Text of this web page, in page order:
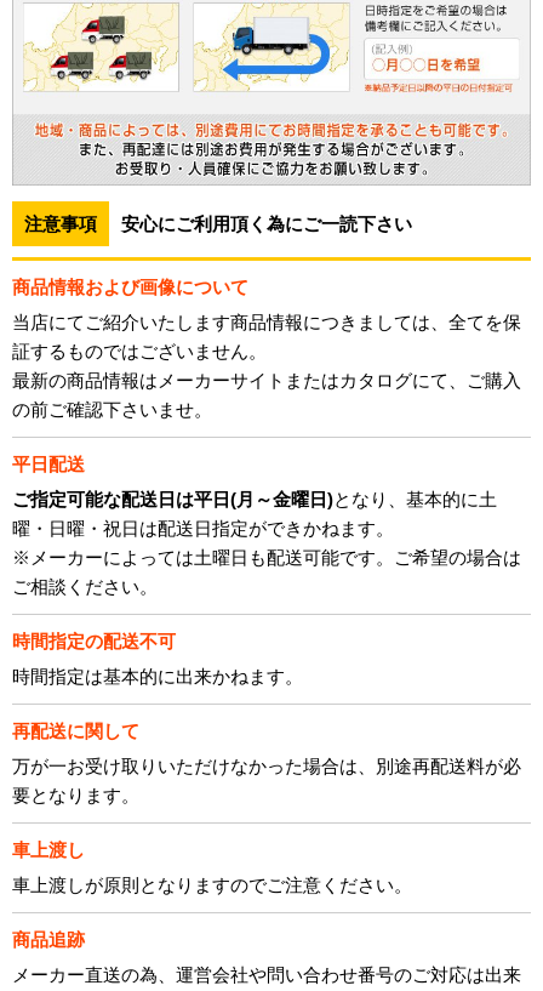
注意事項 安心にご利用頂く為にご一読下さい
商品情報および画像について
当店にてご紹介いたします商品情報につきましては、全てを保
証するものではございません。
最新の商品情報はメーカーサイトまたはカタログにて、ご購入
の前ご確認下さいませ。
平日配送
ご指定可能な配送日は平日(月～金曜日)となり、基本的に土
曜・日曜・祝日は配送日指定ができかねます。
※メーカーによっては土曜日も配送可能です。ご希望の場合は
ご相談ください。
時間指定の配送不可
時間指定は基本的に出来かねます。
再配送に関して
万が一お受け取りいただけなかった場合は、別途再配送料が必
要となります。
車上渡し
車上渡しが原則となりますのでご注意ください。
商品追跡
メーカー直送の為、運営会社や問い合わせ番号のご対応は出来